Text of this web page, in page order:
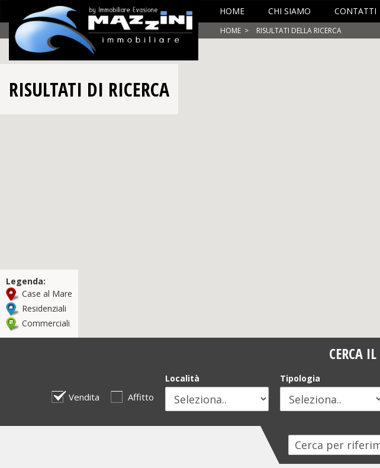
HOME CHI SIAMO CONTATTI
HOME > RISULTATI DELLA RICERCA
Legenda:
Case al Mare
Residenziali
Commerciali
RISULTATI DI RICERCA
CERCA
Vendita Affitto
Località Tipologia